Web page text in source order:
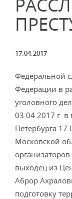
17.04.2017
Федеральной
Федерации в
уголовного
03.04.2017 г. в
Петербурга
Московской
выходец из
Аброр
подготовку